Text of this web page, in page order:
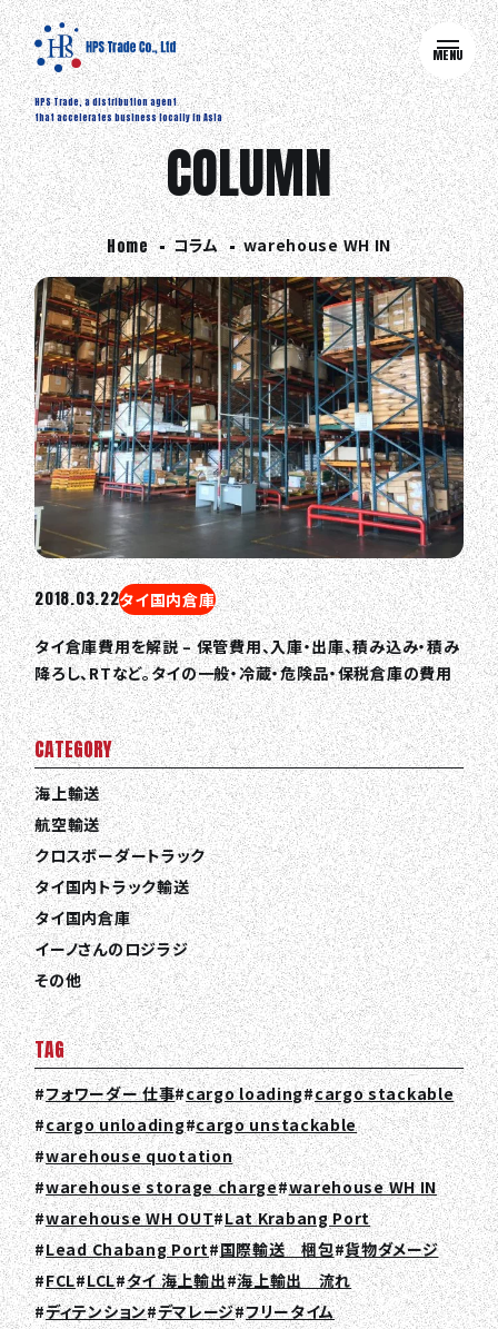
HPS Trade, a distribution agent
that accelerates business locally in Asia
MENU
COLUMN
Home コラム warehouse WH IN
2018.03.22タイ国内倉庫
タイ倉庫費用を解説 – 保管費用、入庫・出庫、積み込み・積み
降ろし、RTなど。タイの一般・冷蔵・危険品・保税倉庫の費用
CATEGORY
海上輸送
航空輸送
クロスボーダートラック
タイ国内トラック輸送
タイ国内倉庫
イーノさんのロジラジ
その他
TAG
フォワーダー 仕事 cargo loading cargo stackable
cargo unloading cargo unstackable
warehouse quotation
warehouse storage charge warehouse WH IN
warehouse WH OUT Lat Krabang Port
Lead Chabang Port 国際輸送 梱包 貨物ダメージ
FCL LCL タイ 海上輸出 海上輸出 流れ
ディテンション デマレージ フリータイム